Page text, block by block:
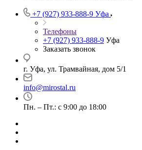
+7 (927) 933-888-9 Уфа
Телефоны
+7 (927) 933-888-9 Уфа
Заказать звонок
г. Уфа, ул. Трамвайная, дом 5/1
info@mirostal.ru
Пн. – Пт.: с 9:00 до 18:00